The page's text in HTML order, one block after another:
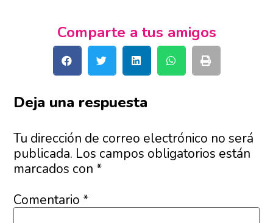
Comparte a tus amigos
Deja una respuesta
Tu dirección de correo electrónico no será
publicada. Los campos obligatorios están
marcados con*
Comentario*